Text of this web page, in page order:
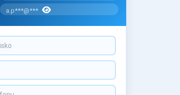
a.p***@***